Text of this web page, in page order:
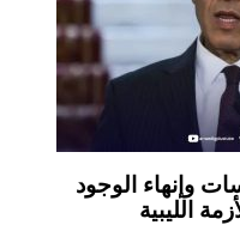
وإنهاء الوجود
الليبية